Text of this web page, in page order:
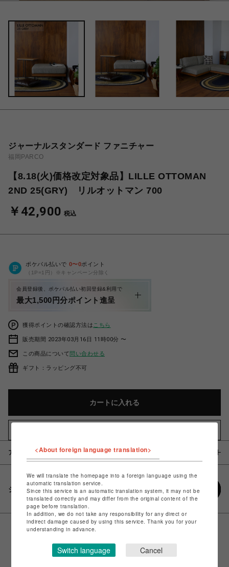
ジャーナルスタンダード ファニチャー
福岡PARCO
【8.18(火)価格改定対象品】LILLE OTTOMAN
2ND 25(GRY) リルオットマン 700
￥42,900 税込
ポケパル払いで 0〜0ポイント
（1P=1円）※キャンペーン分除く
会員登録後、ポケパル払い初回登録&利用で
最大1,500円分ポイント進呈
獲得ポイントの確認方法は こちら
販売期間 2023年03月16日 11時00分 〜
この商品について問い合わせる
ギフト：ラッピング不可
カートに入れる
アイテム説明 / 素材
シェアする
<About foreign language translation>
We will translate the homepage into a foreign language using the
automatic translation service.
Since this service is an automatic translation system, it may not be
translated correctly and may differ from the original content of the
page before translation.
In addition, we do not take any responsibility for any direct or
indirect damage caused by using this service. Thank you for your
understanding in advance.
Switch language Cancel